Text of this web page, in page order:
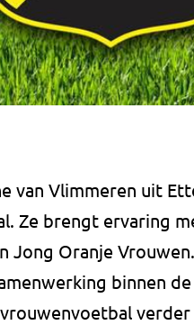
van Vlimmeren uit
Ze brengt ervaring
Jong Oranje
binnen